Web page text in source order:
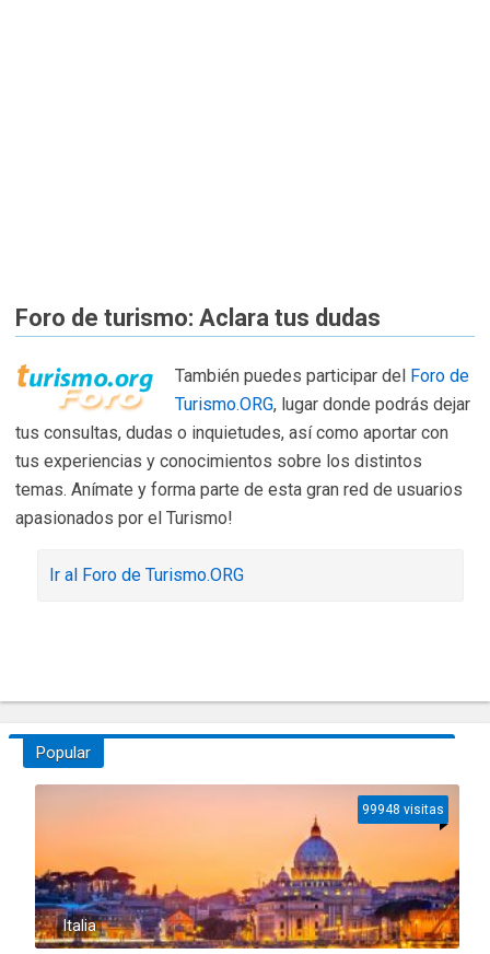
Foro de turismo: Aclara tus dudas
También puedes participar del Foro de
Turismo.ORG, lugar donde podrás dejar
tus consultas, dudas o inquietudes, así como aportar con
tus experiencias y conocimientos sobre los distintos
temas. Anímate y forma parte de esta gran red de usuarios
apasionados por el Turismo!
Ir al Foro de Turismo.ORG
Popular
Italia
99948 visitas